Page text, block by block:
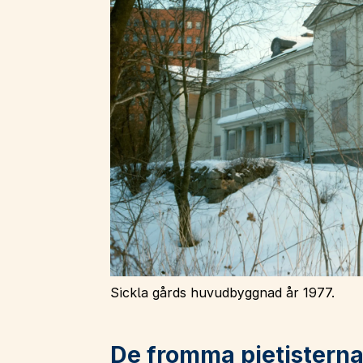
Sickla gårds huvudbyggnad år 1977.
De fromma pietisterna